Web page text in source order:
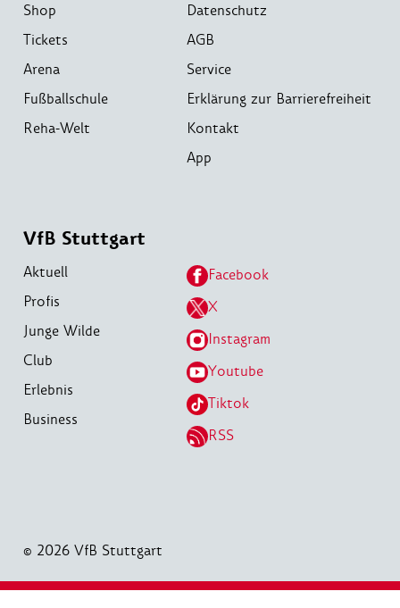
Shop
Tickets
Arena
Fußballschule
Reha-Welt
Datenschutz
AGB
Service
Erklärung zur Barrierefreiheit
Kontakt
App
VfB Stuttgart
Aktuell
Profis
Junge Wilde
Club
Erlebnis
Business
Facebook
X
Instagram
Youtube
Tiktok
RSS
© 2026 VfB Stuttgart